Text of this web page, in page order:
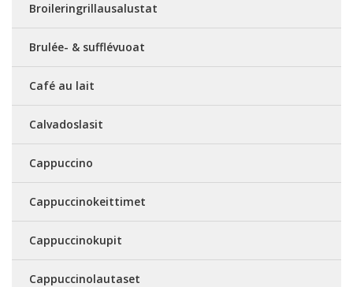
Broileringrillausalustat
Brulée- & sufflévuoat
Café au lait
Calvadoslasit
Cappuccino
Cappuccinokeittimet
Cappuccinokupit
Cappuccinolautaset